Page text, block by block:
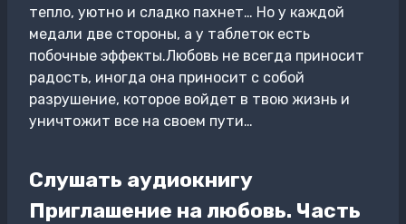
тепло, уютно и сладко пахнет… Но у каждой
медали две стороны, а у таблеток есть
побочные эффекты.Любовь не всегда приносит
радость, иногда она приносит с собой
разрушение, которое войдет в твою жизнь и
уничтожит все на своем пути…
Слушать аудиокнигу
Приглашение на любовь. Часть